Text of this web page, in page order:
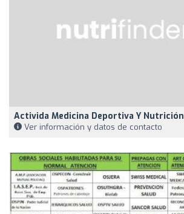
Activida Medicina Deportiva Y Nutrición
Ver información y datos de contacto